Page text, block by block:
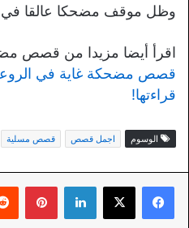
وظل موقف مضحكا عالقا في
اقرأ أيضا مزيدا من قصص
قصص مضحكة غاية في
قراءتها!
الوسوم اجمل قصص قصص مسلية
لينكدإن